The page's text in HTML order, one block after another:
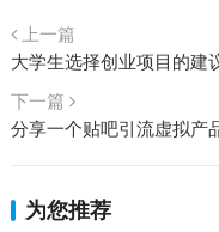
上一篇
大学生选择创业项目的建
下一篇
分享一个贴吧引流虚拟产
为您推荐